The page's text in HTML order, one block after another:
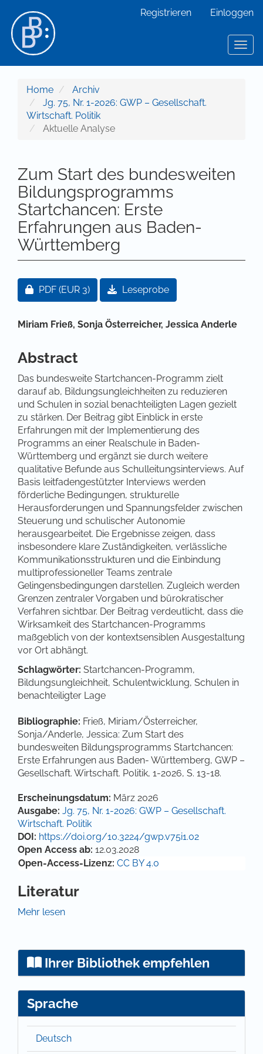
Hauptinhalt
Sidebar
Registrieren Einloggen
Home
Archiv
Jg. 75, Nr. 1-2026: GWP – Gesellschaft.
Wirtschaft. Politik
Aktuelle Analyse
Zum Start des bundesweiten
Bildungsprogramms
Startchancen: Erste
Erfahrungen aus Baden-
Württemberg
Artikel-Sidebar
Zugang für Abonnent/innen oder durch Zahlung
PDF (EUR 3) Leseprobe
Hauptsächlicher Artikelinhalt
Miriam Frieß, Sonja Österreicher, Jessica Anderle
Abstract
Das bundesweite Startchancen-Programm zielt
darauf ab, Bildungsungleichheiten zu reduzieren
und Schulen in sozial benachteiligten Lagen gezielt
zu stärken. Der Beitrag gibt Einblick in erste
Erfahrungen mit der Implementierung des
Programms an einer Realschule in Baden-
Württemberg und ergänzt sie durch weitere
qualitative Befunde aus Schulleitungsinterviews. Auf
Basis leitfadengestützter Interviews werden
förderliche Bedingungen, strukturelle
Herausforderungen und Spannungsfelder zwischen
Steuerung und schulischer Autonomie
herausgearbeitet. Die Ergebnisse zeigen, dass
insbesondere klare Zuständigkeiten, verlässliche
Kommunikationsstrukturen und die Einbindung
multiprofessioneller Teams zentrale
Gelingensbedingungen darstellen. Zugleich werden
Grenzen zentraler Vorgaben und bürokratischer
Verfahren sichtbar. Der Beitrag verdeutlicht, dass die
Wirksamkeit des Startchancen-Programms
maßgeblich von der kontextsensiblen Ausgestaltung
vor Ort abhängt.
Schlagwörter: Startchancen-Programm,
Bildungsungleichheit, Schulentwicklung, Schulen in
benachteiligter Lage
Bibliographie: Frieß, Miriam/Österreicher,
Sonja/Anderle, Jessica: Zum Start des
bundesweiten Bildungsprogramms Startchancen:
Erste Erfahrungen aus Baden- Württemberg, GWP –
Gesellschaft. Wirtschaft. Politik, 1-2026, S. 13-18.
Artikel-Details
Erscheinungsdatum: März 2026
Ausgabe: Jg. 75, Nr. 1-2026: GWP – Gesellschaft.
Wirtschaft. Politik
DOI: https://doi.org/10.3224/gwp.v75i1.02
Open Access ab: 12.03.2028
Open-Access-Lizenz: CC BY 4.0
Literatur
Anderle, J. (2025). Die Implementierung des
Startchancen-Programms in den Schulen und
welche Herausforderungen ergeben sich dabei im
Spannungsfeld zwischen schulischer Praxis und
bildungspolitischer Zielsetzung? (Unveröffentlichte
Masterarbeit). Pädagogische Hochschule
Schwäbisch Gmünd
Bundesministerium für Bildung und Forschung.
Mehr lesen
Ihrer Bibliothek empfehlen
Sprache
Deutsch